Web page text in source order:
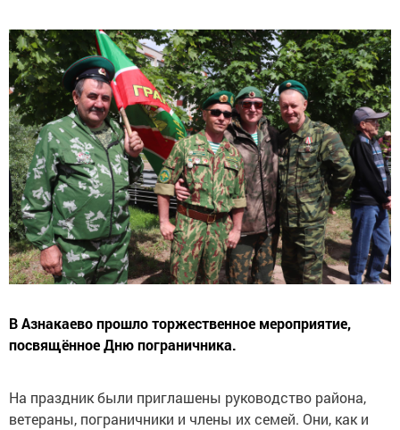
В Азнакаево прошло торжественное мероприятие,
посвящённое Дню пограничника.
На праздник были приглашены руководство района,
ветераны, пограничники и члены их семей. Они, как и